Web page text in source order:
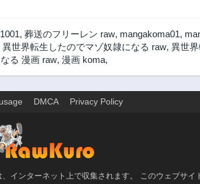
, 葬送のフリーレン raw, mangakoma01,
異世界転生したのでマゾ奴隷になる raw, 異世
る 漫画 raw, 漫画 koma,
DMCA Privacy Policy
インターネット上で収集されます。 このウェブサイ